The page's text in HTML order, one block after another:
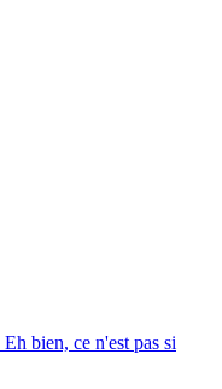
bien, ce n'est pas si